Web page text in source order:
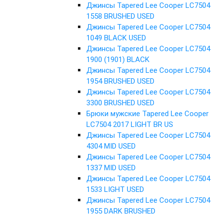
Джинсы Tapered Lee Cooper LC7504
1558 BRUSHED USED
Джинсы Tapered Lee Cooper LC7504
1049 BLACK USED
Джинсы Tapered Lee Cooper LC7504
1900 (1901) BLACK
Джинсы Tapered Lee Cooper LC7504
1954 BRUSHED USED
Джинсы Tapered Lee Cooper LC7504
3300 BRUSHED USED
Брюки мужские Tapered Lee Cooper
LC7504 2017 LIGHT BR US
Джинсы Tapered Lee Cooper LC7504
4304 MID USED
Джинсы Tapered Lee Cooper LC7504
1337 MID USED
Джинсы Tapered Lee Cooper LC7504
1533 LIGHT USED
Джинсы Tapered Lee Cooper LC7504
1955 DARK BRUSHED